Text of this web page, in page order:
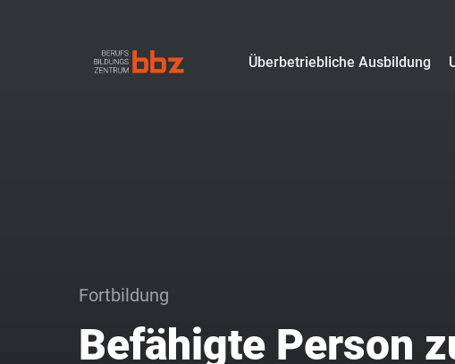
Überbetriebliche Ausbildung
Fortbildung
Befähigte Person